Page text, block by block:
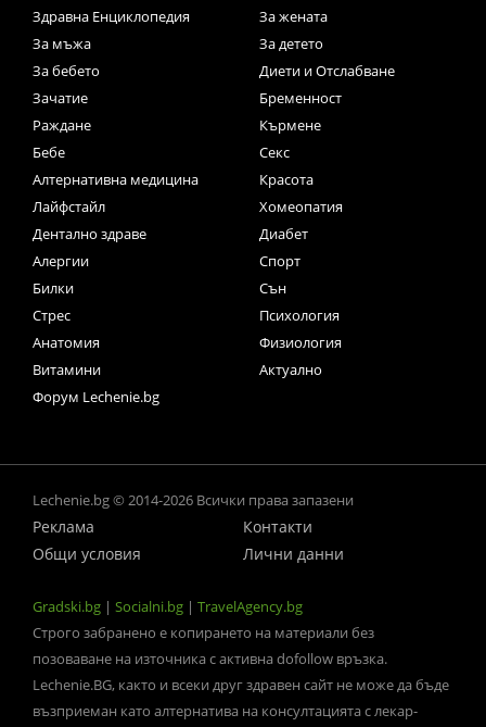
Здравна Енциклопедия
За жената
За мъжа
За детето
За бебето
Диети и Отслабване
Зачатие
Бременност
Раждане
Кърмене
Бебе
Секс
Алтернативна медицина
Красота
Лайфстайл
Хомеопатия
Дентално здраве
Диабет
Алергии
Спорт
Билки
Сън
Стрес
Психология
Анатомия
Физиология
Витамини
Актуално
Форум Lechenie.bg
Lechenie.bg © 2014-2026 Всички права запазени
Реклама
Контакти
Общи условия
Лични данни
Gradski.bg | Socialni.bg | TravelAgency.bg
Строго забранено е копирането на материали без
позоваване на източника с активна dofollow връзка.
Lechenie.BG, както и всеки друг здравен сайт не може да бъде
възприеман като алтернатива на консултацията с лекар-